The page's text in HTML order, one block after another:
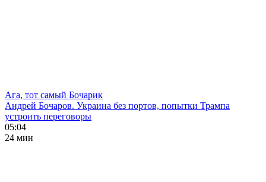
Ага, тот самый Бочарик
Андрей Бочаров. Украина без портов, попытки Трампа
устроить переговоры
05:04
24 мин